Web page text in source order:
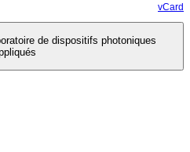
vCard
de dispositifs photoniques